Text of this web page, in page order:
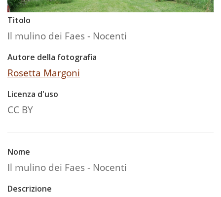
Titolo
Il mulino dei Faes - Nocenti
Autore della fotografia
Rosetta Margoni
Licenza d'uso
CC BY
Nome
Il mulino dei Faes - Nocenti
Descrizione